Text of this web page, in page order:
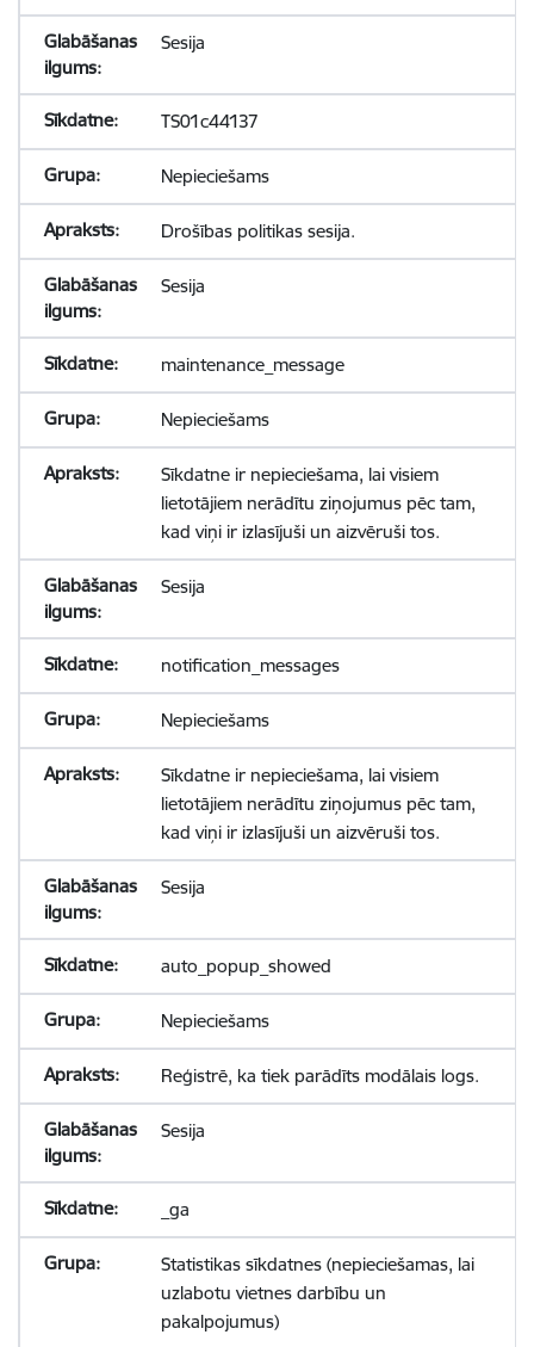
Sesija
TS01c44137
Nepieciešams
Drošības politikas sesija.
Sesija
maintenance_message
Nepieciešams
Sīkdatne ir nepieciešama, lai visiem
lietotājiem nerādītu ziņojumus pēc tam,
kad viņi ir izlasījuši un aizvēruši tos.
Sesija
notification_messages
Nepieciešams
Sīkdatne ir nepieciešama, lai visiem
lietotājiem nerādītu ziņojumus pēc tam,
kad viņi ir izlasījuši un aizvēruši tos.
Sesija
auto_popup_showed
Nepieciešams
Reģistrē, ka tiek parādīts modālais logs.
Sesija
_ga
Statistikas sīkdatnes (nepieciešamas, lai
uzlabotu vietnes darbību un
pakalpojumus)